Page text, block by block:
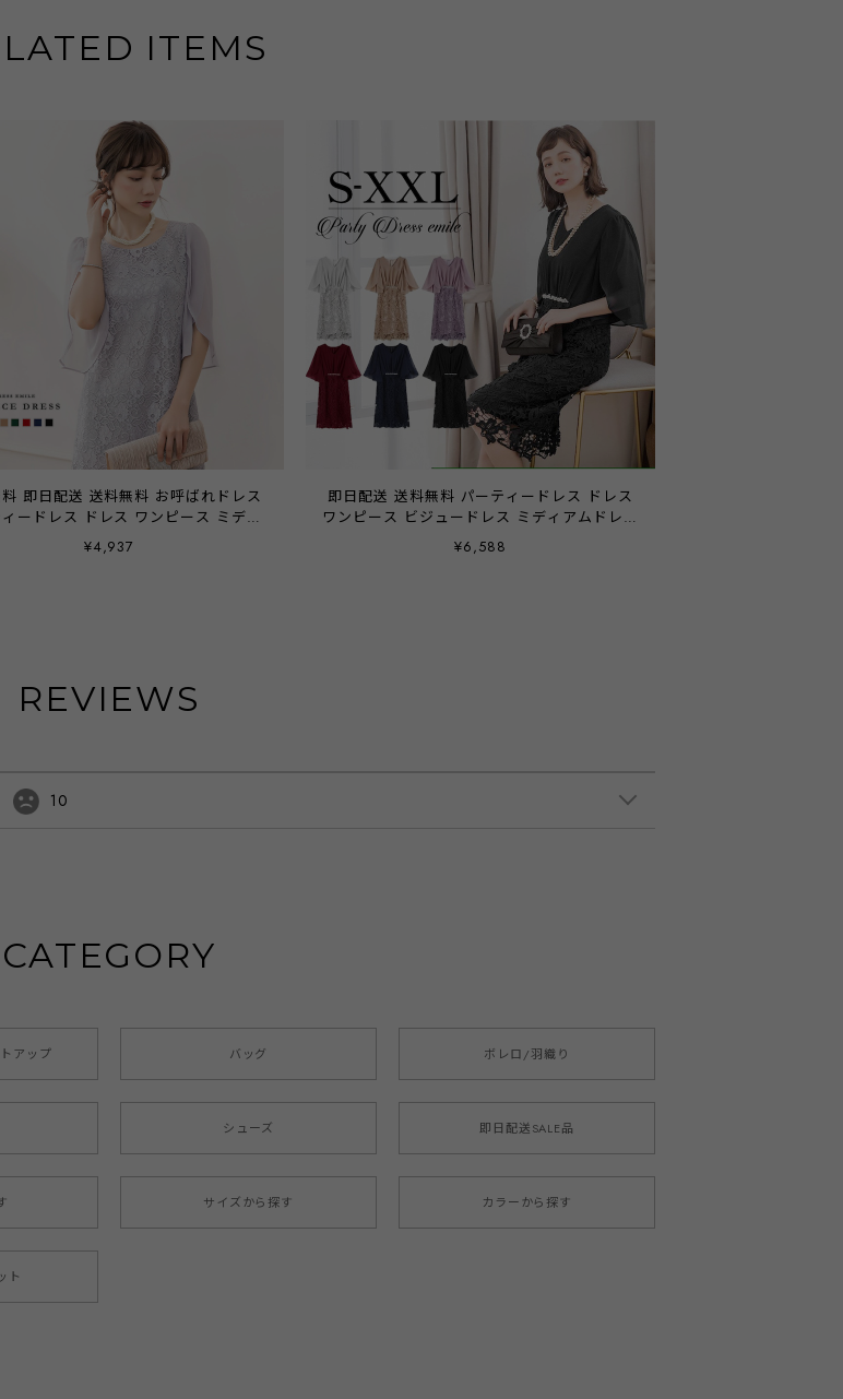
ITEMS
日配送 送料無料 お呼ばれドレス
ードレス ドレス ワンピース ミディ
レス レース シフォン 袖有り 膝丈 お
ドレス 結婚式 二次会 披露宴 謝恩会
¥4,937
即日配送 送料無料 パーティードレス ドレス
ワンピース ビジュードレス ミディアムドレス
レース シフォン ドレープ 袖有り 膝丈 ハー
フ丈 他と被らない お呼ばれドレス 結婚式 二
¥6,588
REVIEWS
10
CATEGORY
アップ バッグ ボレロ/羽織り
シューズ 即日配送SALE品
サイズから探す カラーから探す
ト